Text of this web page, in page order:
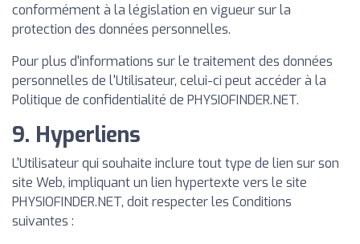
conformément à la législation en vigueur sur la
protection des données personnelles.
Pour plus d'informations sur le traitement des données
personnelles de l'Utilisateur, celui-ci peut accéder à la
Politique de confidentialité de PHYSIOFINDER.NET.
9. Hyperliens
L'Utilisateur qui souhaite inclure tout type de lien sur son
site Web, impliquant un lien hypertexte vers le site
PHYSIOFINDER.NET, doit respecter les Conditions
suivantes :